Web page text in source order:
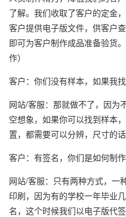
了解。我们收取了客户的定金
客户提供电子版文件，供客户
即可为客户制作成品准备验货
作）
客户：你们没有样本，如果我
网站/客服：那就做不了，因为
空想象，如果你可以找到样本
置，都需要可以分辨，尺寸的
客户：有签名，你们是如何制作
网站/客服：只有两种方式，一
印刷，因为有的学校一年毕业
名，这个时候我们以电子版代